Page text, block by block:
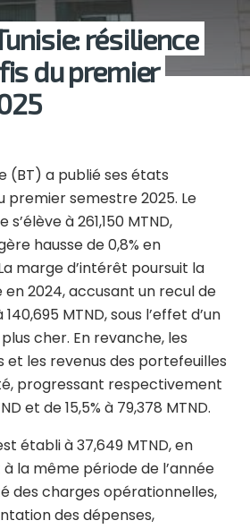
résilience
du premier
(BT) a publié ses états
premier semestre 2025. Le
à 261,150 MTND,
hausse de 0,8% en
marge d’intérêt poursuit la
2024, accusant un recul de
140,695 MTND, sous l’effet d’un
cher. En revanche, les
et les revenus des portefeuilles
progressant respectivement
et de 15,5% à 79,378 MTND.
établi à 37,649 MTND, en
la même période de l’année
des charges opérationnelles,
des dépenses,